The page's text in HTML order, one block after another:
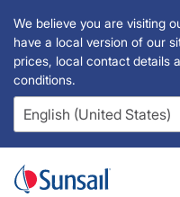
We believe you are visiting
have a local version of our
prices, local contact details
conditions.